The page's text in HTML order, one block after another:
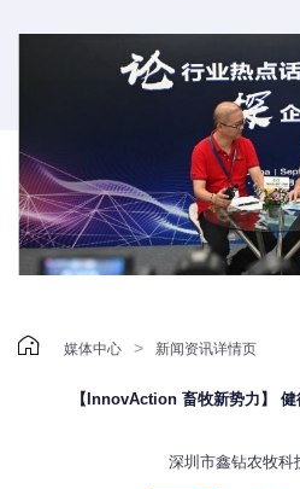
 媒体中心 > 新闻资讯详情页
【InnovAction 畜牧新势力】
深圳市鑫钻农牧科